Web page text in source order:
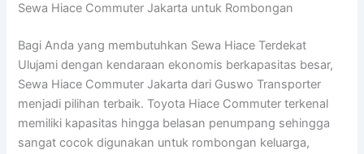
Sewa Hiace Commuter Jakarta untuk Rombongan
Bagi Anda yang membutuhkan Sewa Hiace Terdekat
Ulujami dengan kendaraan ekonomis berkapasitas besar,
Sewa Hiace Commuter Jakarta dari Guswo Transporter
menjadi pilihan terbaik. Toyota Hiace Commuter terkenal
memiliki kapasitas hingga belasan penumpang sehingga
sangat cocok digunakan untuk rombongan keluarga,